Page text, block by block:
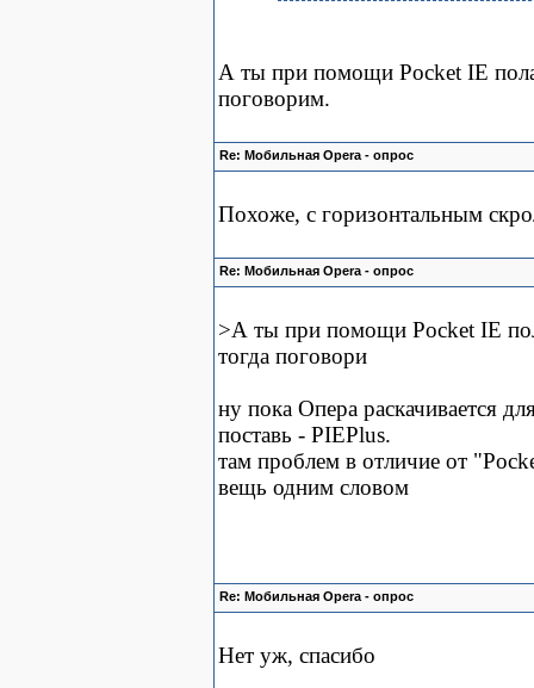
А ты при помощи Pocket IE
поговорим.
Re: Мобильная Opera - опрос
Похоже, с горизонтальным
Re: Мобильная Opera - опрос
>А ты при помощи Pocket IE
тогда поговори
ну пока Опера раскачивается
поставь - PIEPlus.
там проблем в отличие от
вещь одним словом
Re: Мобильная Opera - опрос
Нет уж, спасибо